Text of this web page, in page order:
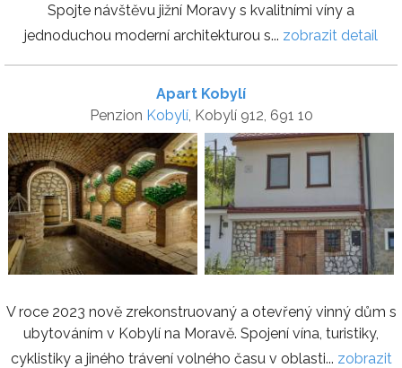
Spojte návštěvu jižní Moravy s kvalitními víny a
jednoduchou moderní architekturou s... zobrazit detail
Apart Kobylí
Penzion Kobylí, Kobylí 912, 691 10
V roce 2023 nově zrekonstruovaný a otevřený vinný dům s
ubytováním v Kobylí na Moravě. Spojení vína, turistiky,
cyklistiky a jiného trávení volného času v oblasti... zobrazit